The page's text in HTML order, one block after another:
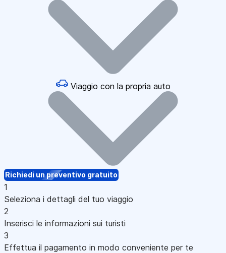
Viaggio con la propria auto
Richiedi un preventivo gratuito
1
Seleziona i dettagli del tuo viaggio
2
Inserisci le informazioni sui turisti
3
Effettua il pagamento in modo conveniente per te